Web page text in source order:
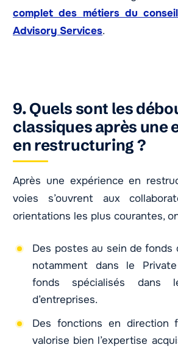
complet des métiers du
Advisory Services.
9. Quels sont les
classiques après une
en restructuring ?
Après une expérience en
voies s’ouvrent aux
orientations les plus courantes,
Des postes au sein de fonds
notamment dans le
fonds spécialisés dans
d’entreprises.
Des fonctions en direction
valorise bien l’expertise